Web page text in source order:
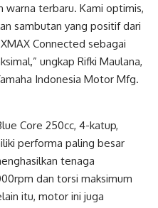
warna terbaru. Kami optimis,
sambutan yang positif dari
Connected sebagai
ungkap Rifki Maulana,
Indonesia Motor Mfg.
Core 250cc, 4-katup,
performa paling besar
tenaga
dan torsi maksimum
itu, motor ini juga